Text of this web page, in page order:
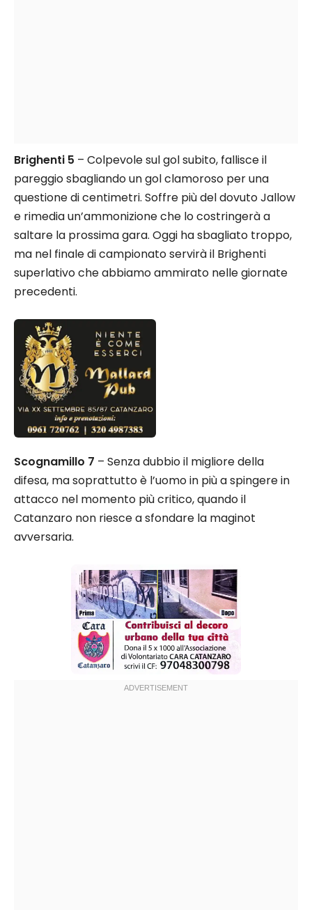
Brighenti 5 – Colpevole sul gol subito, fallisce il
pareggio sbagliando un gol clamoroso per una
questione di centimetri. Soffre più del dovuto Jallow
e rimedia un’ammonizione che lo costringerà a
saltare la prossima gara. Oggi ha sbagliato troppo,
ma nel finale di campionato servirà il Brighenti
superlativo che abbiamo ammirato nelle giornate
precedenti.
Scognamillo 7 – Senza dubbio il migliore della
difesa, ma soprattutto è l’uomo in più a spingere in
attacco nel momento più critico, quando il
Catanzaro non riesce a sfondare la maginot
avversaria.